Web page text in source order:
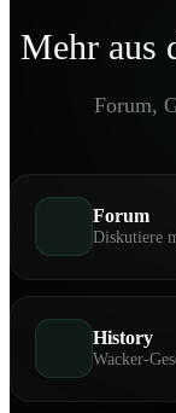
Mehr aus
Forum,
Forum
Diskutiere
History
Wacker-